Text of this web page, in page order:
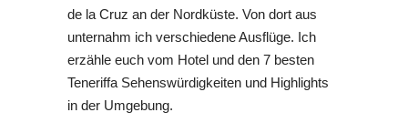
de la Cruz an der Nordküste. Von dort aus
unternahm ich verschiedene Ausflüge. Ich
erzähle euch vom Hotel und den 7 besten
Teneriffa Sehenswürdigkeiten und Highlights
in der Umgebung.